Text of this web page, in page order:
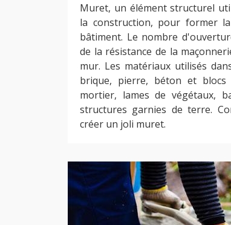
Muret, un élément structurel
la construction, pour former
bâtiment. Le nombre
de la résistance de la
mur. Les matériaux utilisés
brique, pierre, béton et
mortier, lames de végétaux,
structures garnies de terre.
créer un joli muret.